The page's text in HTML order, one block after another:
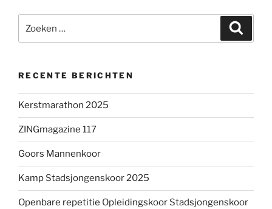
naar:
RECENTE BERICHTEN
Kerstmarathon 2025
ZINGmagazine 117
Goors Mannenkoor
Kamp Stadsjongenskoor 2025
Openbare repetitie Opleidingskoor Stadsjongenskoor